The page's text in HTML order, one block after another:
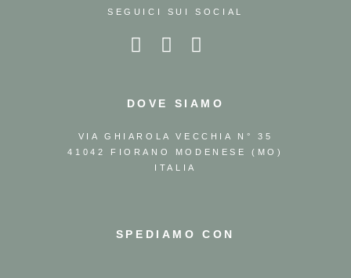
SEGUICI SUI SOCIAL
DOVE SIAMO
VIA GHIAROLA VECCHIA N° 35
41042 FIORANO MODENESE (MO)
ITALIA
SPEDIAMO CON